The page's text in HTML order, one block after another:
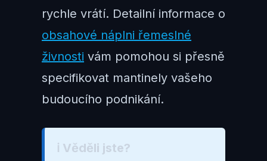
rychle vrátí. Detailní informace o
obsahové náplni řemeslné
živnosti vám pomohou si přesně
specifikovat mantinely vašeho
budoucího podnikání.
ℹ️ Věděli jste?